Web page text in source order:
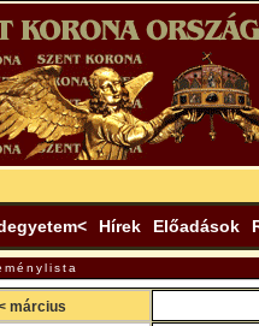
Hírek Előadások
március